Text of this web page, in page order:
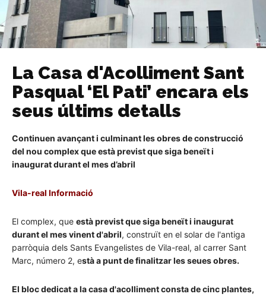
La Casa d'Acolliment Sant
Pasqual ‘El Pati’ encara els
seus últims detalls
Continuen avançant i culminant les obres de construcció
del nou complex que està previst que siga beneït i
inaugurat durant el mes d’abril
Vila-real Informació
El complex, que està previst que siga beneït i inaugurat
durant el mes vinent d'abril, construït en el solar de l'antiga
parròquia dels Sants Evangelistes de Vila-real, al carrer Sant
Marc, número 2, està a punt de finalitzar les seues obres.
El bloc dedicat a la casa d'acolliment consta de cinc plantes,